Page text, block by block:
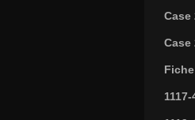
Case
Case
1117-